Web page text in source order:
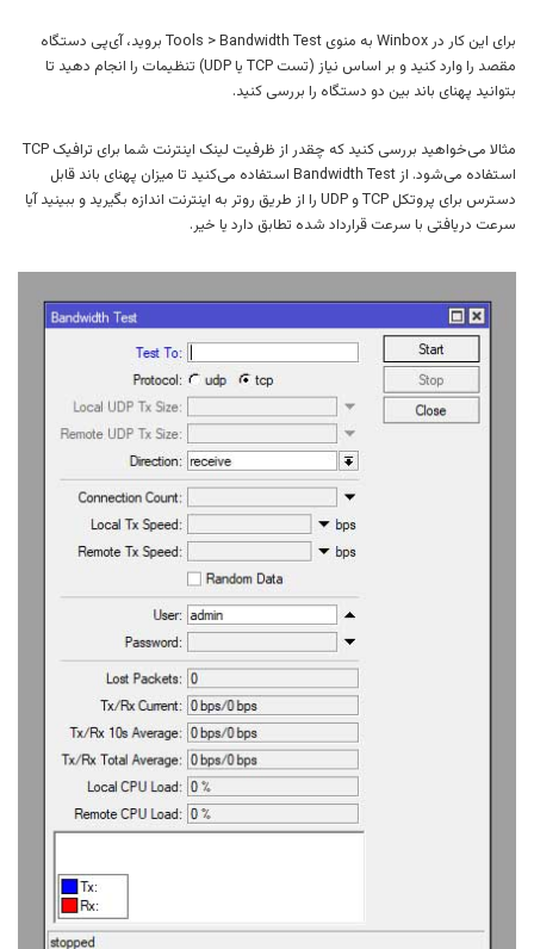
برای این کار در Winbox به منوی Tools > Bandwidth Test بروید، آی‌پی دستگاه
مقصد را وارد کنید و بر اساس نیاز (تست TCP یا UDP) تنظیمات را انجام دهید تا
بتوانید پهنای باند بین دو دستگاه را بررسی کنید.
مثالا می‌خواهید بررسی کنید که چقدر از ظرفیت لینک اینترنت شما برای ترافیک TCP
استفاده می‌شود. از Bandwidth Test استفاده می‌کنید تا میزان پهنای باند قابل
دسترس برای پروتکل TCP و UDP را از طریق روتر به اینترنت اندازه بگیرید و ببینید آیا
سرعت دریافتی با سرعت قرارداد شده تطابق دارد یا خیر.